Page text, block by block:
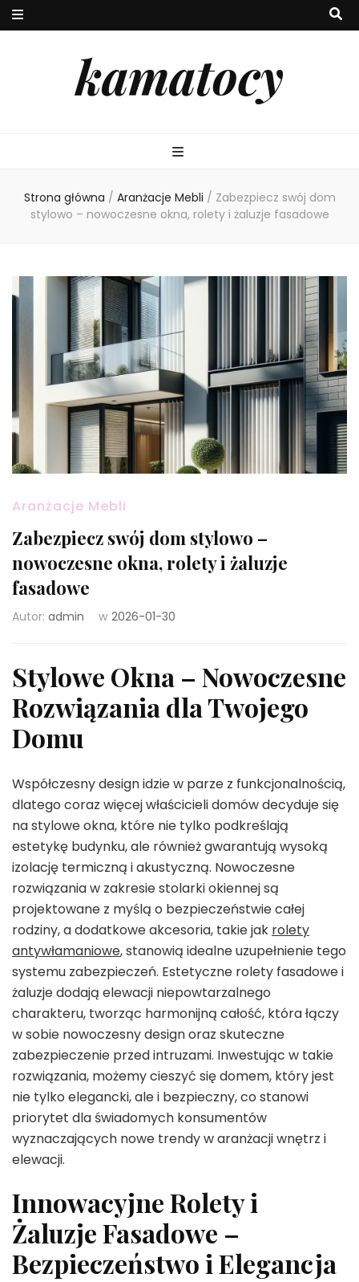
kamatocy
Strona główna / Aranżacje Mebli / Zabezpiecz swój dom
stylowo – nowoczesne okna, rolety i żaluzje fasadowe
Aranżacje Mebli
Zabezpiecz swój dom stylowo –
nowoczesne okna, rolety i żaluzje
fasadowe
Autor: admin w 2026-01-30
Stylowe Okna – Nowoczesne
Rozwiązania dla Twojego
Domu
Współczesny design idzie w parze z funkcjonalnością,
dlatego coraz więcej właścicieli domów decyduje się
na stylowe okna, które nie tylko podkreślają
estetykę budynku, ale również gwarantują wysoką
izolację termiczną i akustyczną. Nowoczesne
rozwiązania w zakresie stolarki okiennej są
projektowane z myślą o bezpieczeństwie całej
rodziny, a dodatkowe akcesoria, takie jak rolety
antywłamaniowe, stanowią idealne uzupełnienie tego
systemu zabezpieczeń. Estetyczne rolety fasadowe i
żaluzje dodają elewacji niepowtarzalnego
charakteru, tworząc harmonijną całość, która łączy
w sobie nowoczesny design oraz skuteczne
zabezpieczenie przed intruzami. Inwestując w takie
rozwiązania, możemy cieszyć się domem, który jest
nie tylko elegancki, ale i bezpieczny, co stanowi
priorytet dla świadomych konsumentów
wyznaczających nowe trendy w aranżacji wnętrz i
elewacji.
Innowacyjne Rolety i
Żaluzje Fasadowe –
Bezpieczeństwo i Elegancja